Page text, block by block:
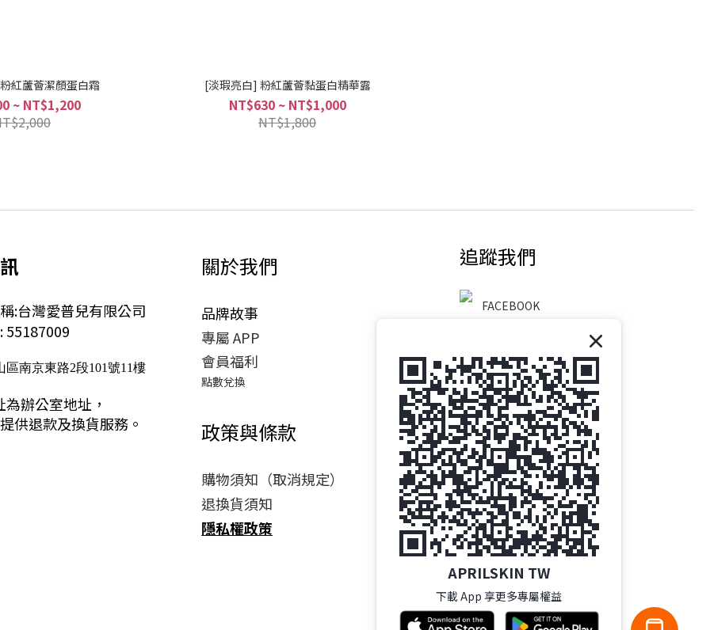
紅蘆薈潔顏蛋白霜
~ NT$1,200
[淡瑕亮白] 粉紅蘆薈黏蛋白精華露
NT$630 ~ NT$1,000
NT$1,800
:台灣愛普兒有限公司
55187009
區南京東路2段101號11樓
辦公室地址，
供退款及換貨服務。
關於我們
品牌故事
專屬 APP
會員福利
點數兌換
政策與條款
購物須知（取消規定）
退換貨須知
隱私權政策
追蹤我們
FACEBOOK
LINE
INSTAGRAM
APRILSKIN TW
下載 App 享更多專屬權益